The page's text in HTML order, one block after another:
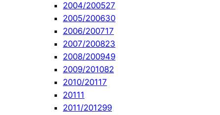
2004/200527
2005/200630
2006/200717
2007/200823
2008/200949
2009/201082
2010/20117
20111
2011/201299